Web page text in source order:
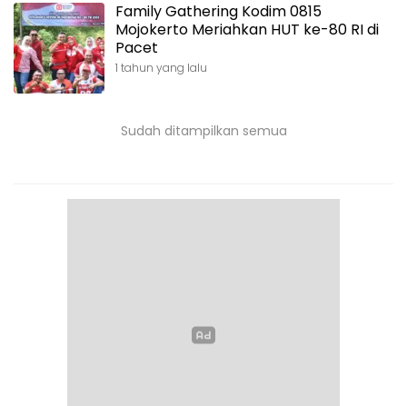
Family Gathering Kodim 0815
Mojokerto Meriahkan HUT ke-80 RI di
Pacet
1 tahun yang lalu
Sudah ditampilkan semua